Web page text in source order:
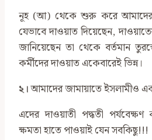
নূহ (আ) থেকে শুরু করে আমাদের
যেভাবে দাওয়াত দিয়েছেন,
জানিয়েছেন তা থেকে বর্তমান
কর্মীদের দাওয়াত একেবারেই ভিন্ন।
২।আমাদের জামায়াতে ইসলামীও
এদের দাওয়াতী পদ্ধতী পর্যবেক্ষণ
ক্ষমতা হাতে পাওয়াই যেন সবকিছু!!!